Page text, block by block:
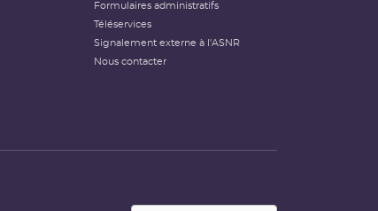
Formulaires administratifs
Téléservices
Signalement externe à l'ASNR
Nous contacter